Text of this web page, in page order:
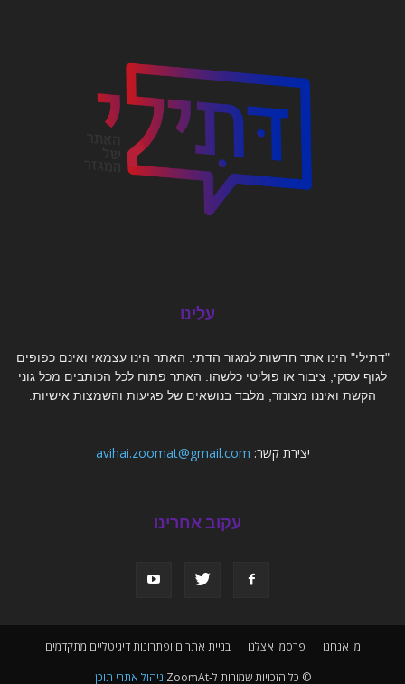
עלינו
"דתילי" הינו אתר חדשות למגזר הדתי. האתר הינו עצמאי ואינם כפופים
לגוף עסקי, ציבור או פוליטי כלשהו. האתר פתוח לכל הכותבים מכל גוני
הקשת ואיננו מצונזר, מלבד בנושאים של פגיעות והשמצות אישיות.
יצירת קשר: avihai.zoomat@gmail.com
עקוב אחרינו
מי אנחנו פרסמו אצלנו
בניית אתרים ופתרונות דיגיטליים מתקדמים
© כל הזכויות שמורות ל-ZoomAt
ניהול אתרי תוכן